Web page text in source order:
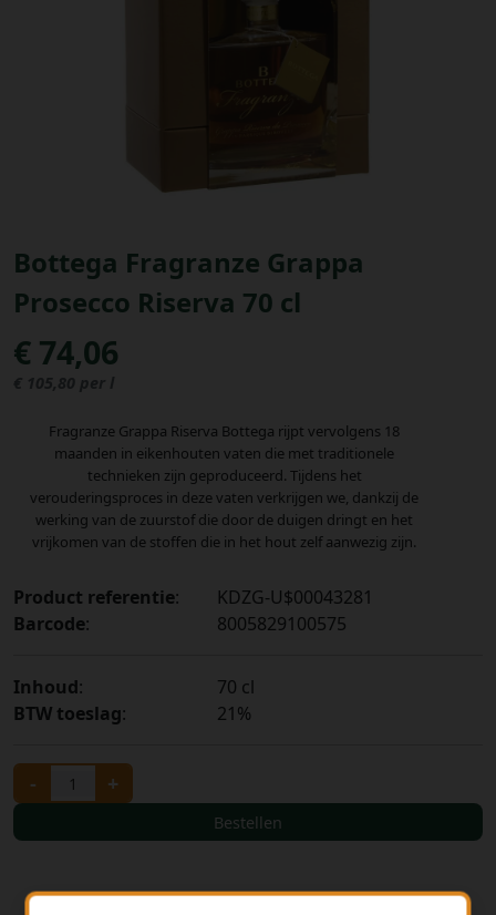
Bottega Fragranze Grappa
Prosecco Riserva 70 cl
€ 74,06
€ 105,80 per l
Fragranze Grappa Riserva Bottega rijpt vervolgens 18
maanden in eikenhouten vaten die met traditionele
technieken zijn geproduceerd. Tijdens het
verouderingsproces in deze vaten verkrijgen we, dankzij de
werking van de zuurstof die door de duigen dringt en het
vrijkomen van de stoffen die in het hout zelf aanwezig zijn.
Product referentie:
KDZG-U$00043281
Barcode: 8005829100575
Inhoud:
70 cl
BTW toeslag: 21%
- +
Bestellen